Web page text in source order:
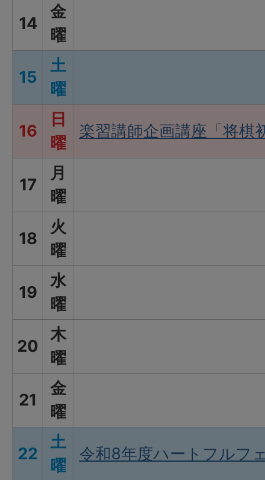
14
金
曜
15
土
曜
16
日
曜
楽習講師企画講座「将棋
17
月
曜
18
火
曜
19
水
曜
20
木
曜
21
金
曜
22
土
曜
令和8年度ハートフルフ